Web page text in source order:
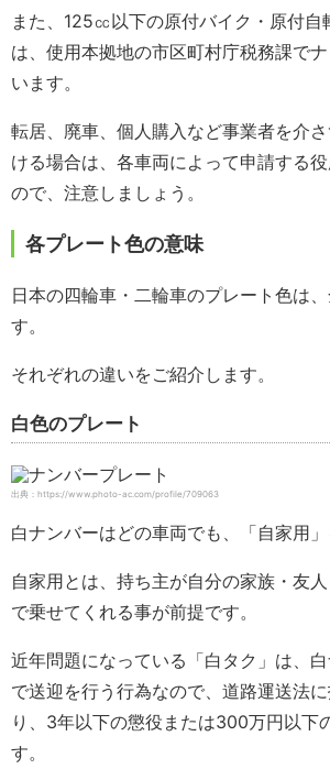
また、125㏄以下の原付バイク・原付自
は、使用本拠地の市区町村庁税務課で
います。
転居、廃車、個人購入など事業者を介
ける場合は、各車両によって申請する
ので、注意しましょう。
各プレート色の意味
日本の四輪車・二輪車のプレート色は
す。
それぞれの違いをご紹介します。
白色のプレート
出典：https://www.photo-ac.com/profile/709063
白ナンバーはどの車両でも、「自家用」
自家用とは、持ち主が自分の家族・友
で乗せてくれる事が前提です。
近年問題になっている「白タク」は、
で送迎を行う行為なので、道路運送法
り、3年以下の懲役または300万円以下
す。